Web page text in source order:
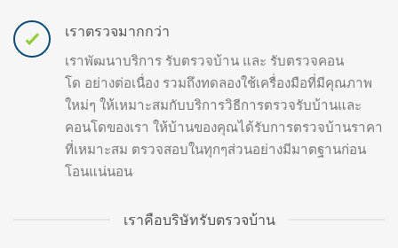
เราตรวจมากกว่า
เราพัฒนาบริการ รับตรวจบ้าน และ รับตรวจคอน
โด อย่างต่อเนื่อง รวมถึงทดลองใช้เครื่องมือที่มีคุณภาพ
ใหม่ๆ ให้เหมาะสมกับบริการวิธีการตรวจรับบ้านและ
คอนโดของเรา ให้บ้านของคุณได้รับการตรวจบ้านราคา
ที่เหมาะสม ตรวจสอบในทุกๆส่วนอย่างมีมาตฐานก่อน
โอนแน่นอน
เราคือบริษัทรับตรวจบ้าน